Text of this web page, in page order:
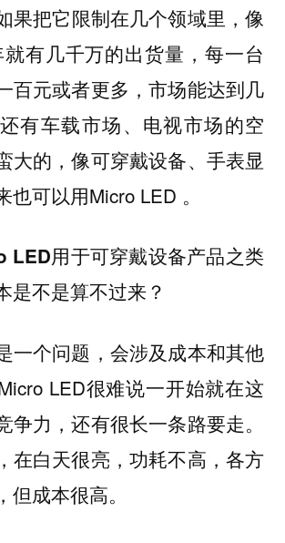
果把它限制在几个领域里，像
有几千万的出货量，每一台
百元或者更多，市场能达到几
有车载市场、电视市场的空
大的，像可穿戴设备、手表显
也可以用Micro LED 。
LED用于可穿戴设备产品之类
是不是算不过来？
一个问题，会涉及成本和其他
LED很难说一开始就在这
争力，还有很长一条路要走。
在白天很亮，功耗不高，各方
成本很高。